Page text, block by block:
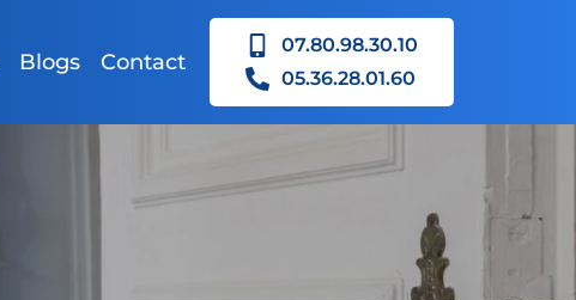
Blogs Contact
07.80.98.30.10
05.36.28.01.60